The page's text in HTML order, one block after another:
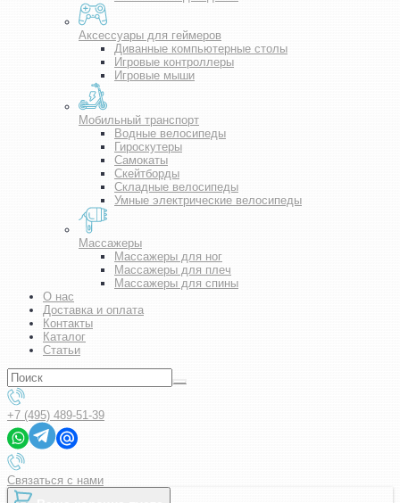
Аксессуары для геймеров
Диванные компьютерные столы
Игровые контроллеры
Игровые мыши
Мобильный транспорт
Водные велосипеды
Гироскутеры
Самокаты
Скейтборды
Складные велосипеды
Умные электрические велосипеды
Массажеры
Массажеры для ног
Массажеры для плеч
Массажеры для спины
О нас
Доставка и оплата
Контакты
Каталог
Статьи
+7 (495) 489-51-39
Связаться с нами